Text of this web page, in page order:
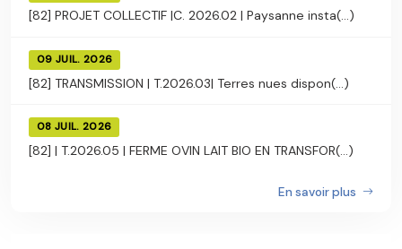
[82] PROJET COLLECTIF |C. 2026.02 | Paysanne insta(...)
09 JUIL. 2026
[82] TRANSMISSION | T.2026.03| Terres nues dispon(...)
08 JUIL. 2026
[82] | T.2026.05 | FERME OVIN LAIT BIO EN TRANSFOR(...)
En savoir plus